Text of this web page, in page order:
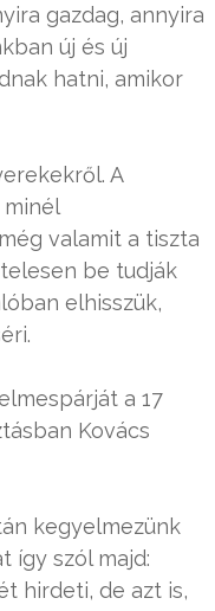
gazdag, annyira
új és új
hatni, amikor
A
valamit a tiszta
be tudják
elhisszük,
a 17
Kovács
kegyelmezünk
így szól majd:
hirdeti, de azt is,